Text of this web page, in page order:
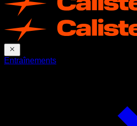
Entraînements